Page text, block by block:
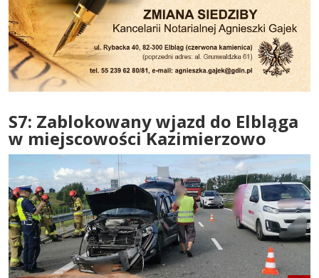
S7: Zablokowany wjazd do Elbląga
w miejscowości Kazimierzowo